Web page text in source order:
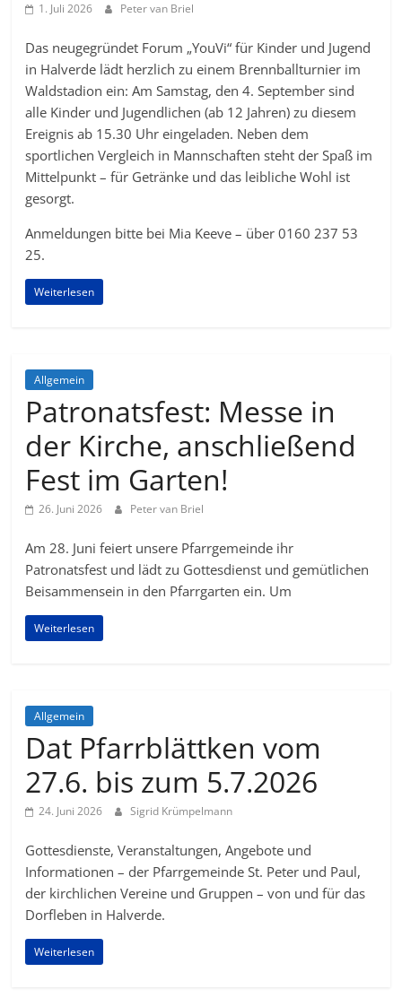
1. Juli 2026 Peter van Briel
Das neugegründet Forum „YouVi“ für Kinder und Jugend
in Halverde lädt herzlich zu einem Brennballturnier im
Waldstadion ein: Am Samstag, den 4. September sind
alle Kinder und Jugendlichen (ab 12 Jahren) zu diesem
Ereignis ab 15.30 Uhr eingeladen. Neben dem
sportlichen Vergleich in Mannschaften steht der Spaß im
Mittelpunkt – für Getränke und das leibliche Wohl ist
gesorgt.
Anmeldungen bitte bei Mia Keeve – über 0160 237 53
25.
Weiterlesen
Allgemein
Patronatsfest: Messe in
der Kirche, anschließend
Fest im Garten!
26. Juni 2026 Peter van Briel
Am 28. Juni feiert unsere Pfarrgemeinde ihr
Patronatsfest und lädt zu Gottesdienst und gemütlichen
Beisammensein in den Pfarrgarten ein. Um
Weiterlesen
Allgemein
Dat Pfarrblättken vom
27.6. bis zum 5.7.2026
24. Juni 2026 Sigrid Krümpelmann
Gottesdienste, Veranstaltungen, Angebote und
Informationen – der Pfarrgemeinde St. Peter und Paul,
der kirchlichen Vereine und Gruppen – von und für das
Dorfleben in Halverde.
Weiterlesen